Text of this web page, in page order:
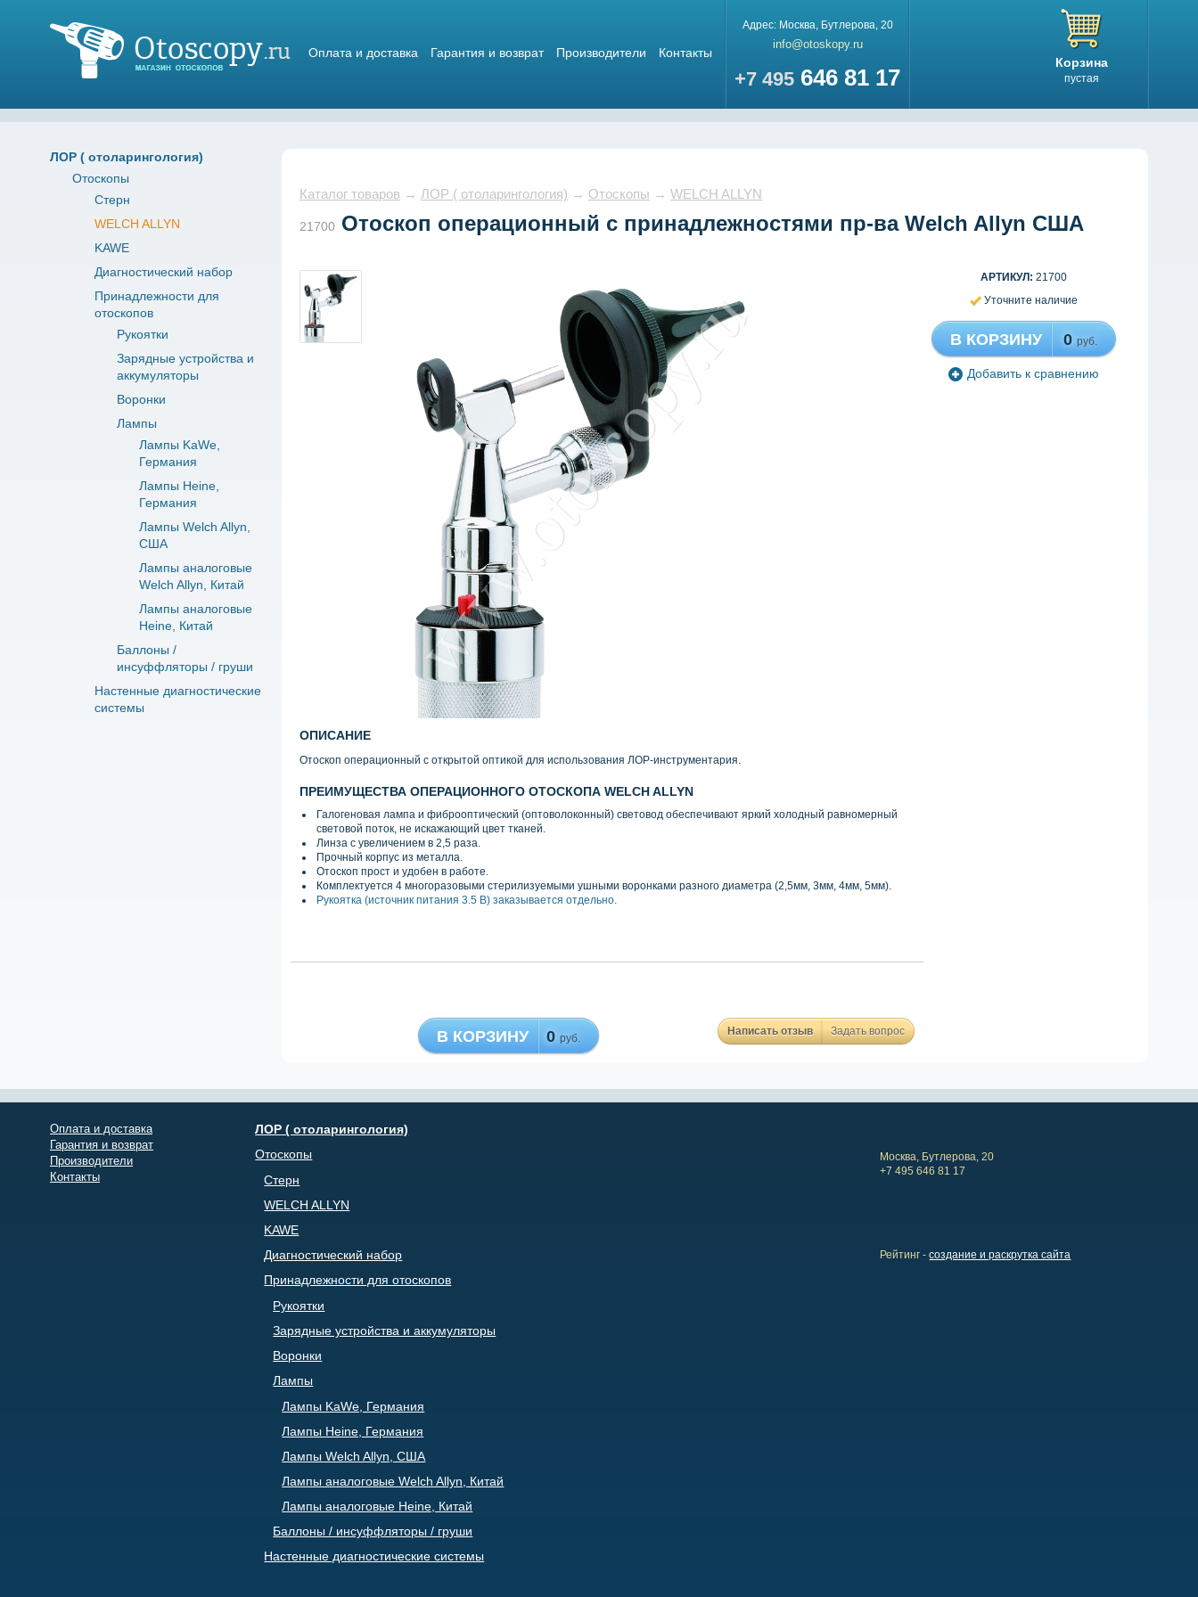
Оплата и доставка Гарантия и возврат Производители Контакты
Адрес: Москва, Бутлерова, 20
info@otoskopy.ru
+7 495 646 81 17
Корзина
пустая
ЛОР ( отоларингология)
Отоскопы
Стерн
WELCH ALLYN
KAWE
Диагностический набор
Принадлежности для
отоскопов
Рукоятки
Зарядные устройства и
аккумуляторы
Воронки
Лампы
Лампы KaWe,
Германия
Лампы Heine,
Германия
Лампы Welch Allyn,
США
Лампы аналоговые
Welch Allyn, Китай
Лампы аналоговые
Heine, Китай
Баллоны /
инсуффляторы / груши
Настенные диагностические
системы
Каталог товаров → ЛОР ( отоларингология) → Отоскопы → WELCH ALLYN
21700 Отоскоп операционный с принадлежностями пр-ва Welch Allyn США
АРТИКУЛ: 21700
Уточните наличие
В КОРЗИНУ 0 руб.
Добавить к сравнению
ОПИСАНИЕ
Отоскоп операционный с открытой оптикой для использования ЛОР-инструментария.
ПРЕИМУЩЕСТВА ОПЕРАЦИОННОГО ОТОСКОПА WELCH ALLYN
Галогеновая лампа и фиброоптический (оптоволоконный) световод обеспечивают яркий холодный равномерный
световой поток, не искажающий цвет тканей.
Линза с увеличением в 2,5 раза.
Прочный корпус из металла.
Отоскоп прост и удобен в работе.
Комплектуется 4 многоразовыми стерилизуемыми ушными воронками разного диаметра (2,5мм, 3мм, 4мм, 5мм).
Рукоятка (источник питания 3.5 В) заказывается отдельно.
Написать отзыв Задать вопрос
В КОРЗИНУ 0 руб.
Оплата и доставка
Гарантия и возврат
Производители
Контакты
ЛОР ( отоларингология)
Отоскопы
Стерн
WELCH ALLYN
KAWE
Диагностический набор
Принадлежности для отоскопов
Рукоятки
Зарядные устройства и аккумуляторы
Воронки
Лампы
Лампы KaWe, Германия
Лампы Heine, Германия
Лампы Welch Allyn, США
Лампы аналоговые Welch Allyn, Китай
Лампы аналоговые Heine, Китай
Баллоны / инсуффляторы / груши
Настенные диагностические системы
Москва, Бутлерова, 20
+7 495 646 81 17
Рейтинг -создание и раскрутка сайта